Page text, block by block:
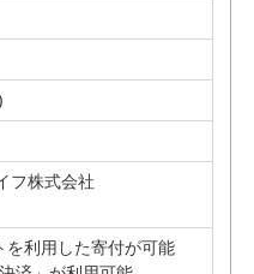
フ株式会社
を利用した寄付が可能